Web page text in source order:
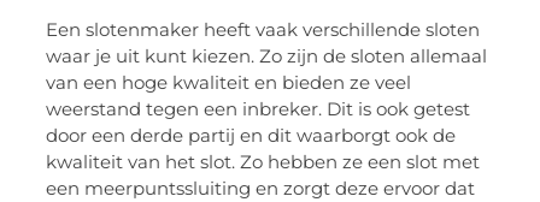
Een slotenmaker heeft vaak verschillende sloten
waar je uit kunt kiezen. Zo zijn de sloten allemaal
van een hoge kwaliteit en bieden ze veel
weerstand tegen een inbreker. Dit is ook getest
door een derde partij en dit waarborgt ook de
kwaliteit van het slot. Zo hebben ze een slot met
een meerpuntssluiting en zorgt deze ervoor dat